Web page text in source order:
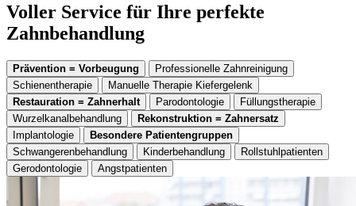
Voller Service für Ihre perfekte
Zahnbehandlung
Prävention = Vorbeugung
Professionelle Zahnreinigung
Schienentherapie
Manuelle Therapie Kiefergelenk
Restauration = Zahnerhalt
Parodontologie
Füllungstherapie
Wurzelkanalbehandlung
Rekonstruktion = Zahnersatz
Implantologie
Besondere Patientengruppen
Schwangerenbehandlung
Kinderbehandlung
Rollstuhlpatienten
Gerodontologie
Angstpatienten